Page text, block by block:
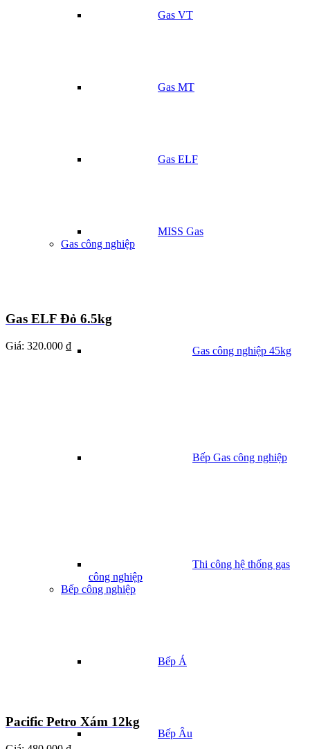
Gas VT
Gas MT
Gas ELF
MISS Gas
Gas công nghiệp
Gas công nghiệp 45kg
Bếp Gas công nghiệp
Thi công hệ thống gas
công nghiệp
Bếp công nghiệp
Bếp Á
Bếp Âu
Gas ELF Đỏ 6.5kg
Giá: 320.000 ₫
Pacific Petro Xám 12kg